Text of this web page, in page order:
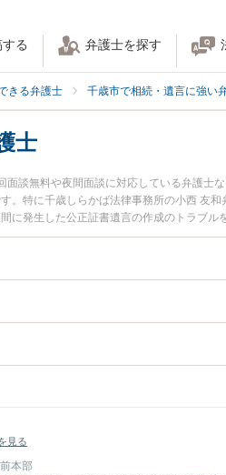
る 弁護士を探す
きる弁護士 千歳市で相続・遺言に強い
士
談無料や夜間面談に対応している弁護士
。特に千歳しらかば法律事務所の小西 友
に発生した公正証書遺言の作成のトラブ
証書遺言の作成を法律相談できる千歳市
見る
本部